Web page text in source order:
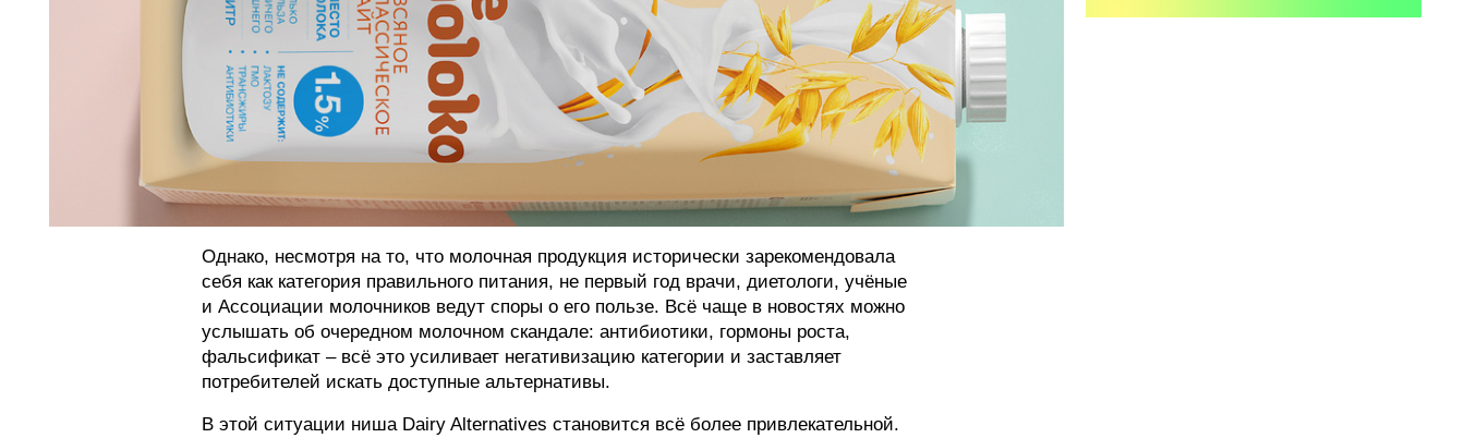
Однако, несмотря на то, что молочная продукция исторически зарекомендовала
себя как категория правильного питания, не первый год врачи, диетологи, учёные
и Ассоциации молочников ведут споры о его пользе. Всё чаще в новостях можно
услышать об очередном молочном скандале: антибиотики, гормоны роста,
фальсификат – всё это усиливает негативизацию категории и заставляет
потребителей искать доступные альтернативы.
В этой ситуации ниша Dairy Alternatives становится всё более привлекательной.
РЕКЛАМА
КОНТАКТЫ